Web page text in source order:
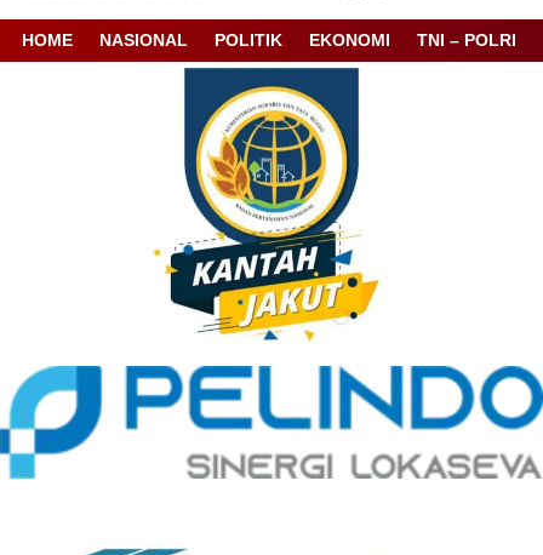
HOME NASIONAL POLITIK EKONOMI TNI – POLRI